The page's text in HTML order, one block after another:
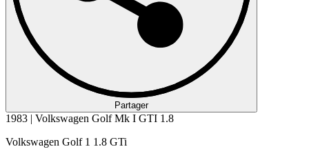
Partager
1983 | Volkswagen Golf Mk I GTI 1.8
Volkswagen Golf 1 1.8 GTi